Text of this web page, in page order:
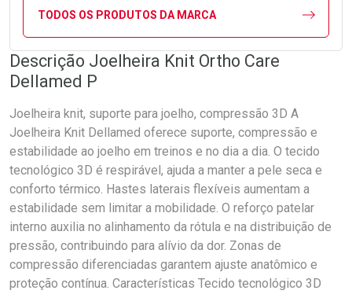
TODOS OS PRODUTOS DA MARCA
Descrição Joelheira Knit Ortho Care
Dellamed P
Joelheira knit, suporte para joelho, compressão 3D A
Joelheira Knit Dellamed oferece suporte, compressão e
estabilidade ao joelho em treinos e no dia a dia. O tecido
tecnológico 3D é respirável, ajuda a manter a pele seca e
conforto térmico. Hastes laterais flexíveis aumentam a
estabilidade sem limitar a mobilidade. O reforço patelar
interno auxilia no alinhamento da rótula e na distribuição de
pressão, contribuindo para alívio da dor. Zonas de
compressão diferenciadas garantem ajuste anatômico e
proteção contínua. Características Tecido tecnológico 3D